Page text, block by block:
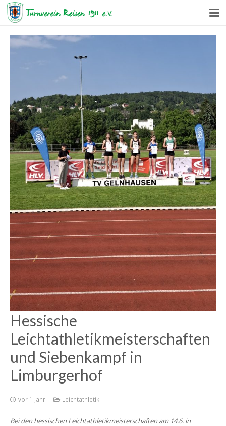
Hessische
Leichtathletikmeisterschaften
und Siebenkampf in
Limburgerhof
vor 1 Jahr Leichtathletik
Bei den hessischen Leichtathletikmeisterschaften am 14.6. in